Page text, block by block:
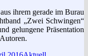
ihrem gerade im Burau
„Zwei Schwingen“
gelungene Präsentation
Kategorien